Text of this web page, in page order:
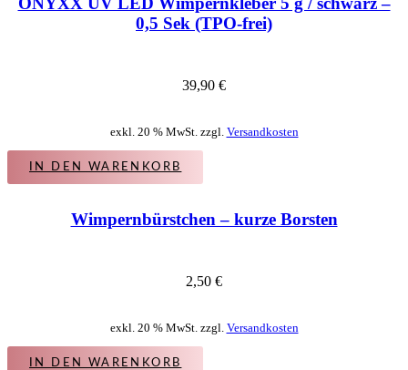
0,5 Sek (TPO-frei)
39,90 €
exkl. 20 % MwSt. zzgl. Versandkosten
IN DEN WARENKORB
Wimpernbürstchen – kurze Borsten
2,50 €
exkl. 20 % MwSt. zzgl. Versandkosten
IN DEN WARENKORB